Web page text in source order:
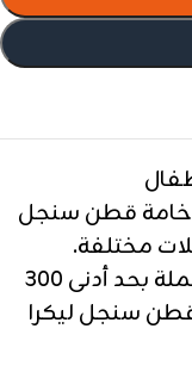
خامة قطن سنجل
أكثر من 10 موديلات مختلفة.
مناسب لمحلات الملابس والبيع بالجملة بحد أدنى 300
قطن سنجل ليكرا